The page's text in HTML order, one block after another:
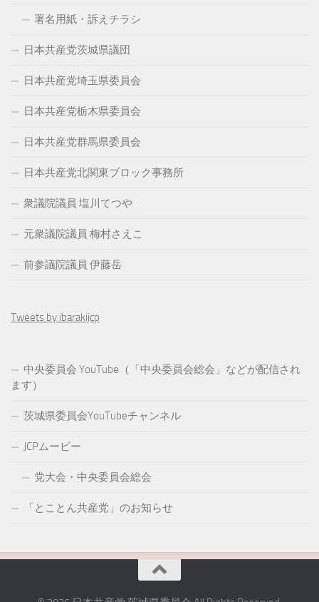
署名用紙・訴えチラシ
日本共産党茨城県議団
日本共産党埼玉県委員会
日本共産党栃木県委員会
日本共産党群馬県委員会
日本共産党北関東ブロック事務所
衆議院議員 塩川てつや
元衆議院議員 梅村さえこ
前参議院議員 伊藤岳
Tweets by ibarakijcp
中央委員会 YouTube（「中央委員会総会」などが配信され
ます）
茨城県委員会YouTubeチャンネル
JCPムービー
党大会・中央委員会総会
「とことん共産党」のお知らせ